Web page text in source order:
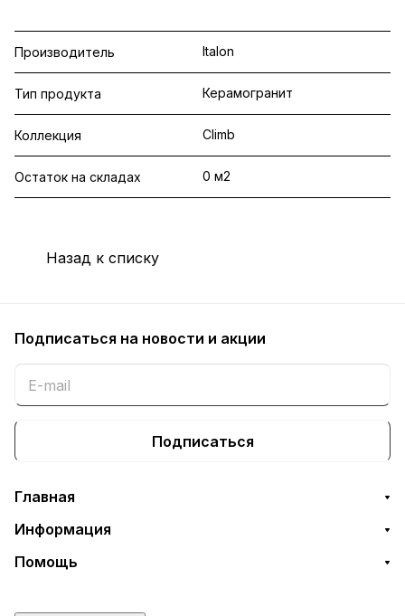
Производитель Italon
Тип продукта Керамогранит
Коллекция Climb
Остаток на складах 0 м2
Назад к списку
Подписаться на новости и акции
Подписаться
Главная
Информация
Помощь